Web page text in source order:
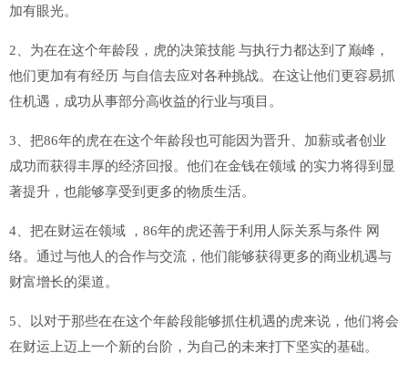
加有眼光。
2、为在在这个年龄段，虎的决策技能 与执行力都达到了巅峰，
他们更加有有经历 与自信去应对各种挑战。在这让他们更容易抓
住机遇，成功从事部分高收益的行业与项目。
3、把86年的虎在在这个年龄段也可能因为晋升、加薪或者创业
成功而获得丰厚的经济回报。他们在金钱在领域 的实力将得到显
著提升，也能够享受到更多的物质生活。
4、把在财运在领域 ，86年的虎还善于利用人际关系与条件 网
络。通过与他人的合作与交流，他们能够获得更多的商业机遇与
财富增长的渠道。
5、以对于那些在在这个年龄段能够抓住机遇的虎来说，他们将会
在财运上迈上一个新的台阶，为自己的未来打下坚实的基础。